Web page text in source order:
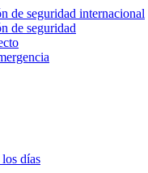
de seguridad internacional
de seguridad
días